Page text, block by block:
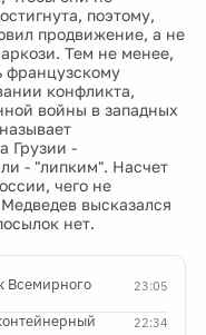
поэтому,
продвижение, а не
Тем не менее,
французскому
конфликта,
войны в западных
Грузии -
- "липким". Насчет
чего не
высказался
нет.
23:05
Всемирного
22:34